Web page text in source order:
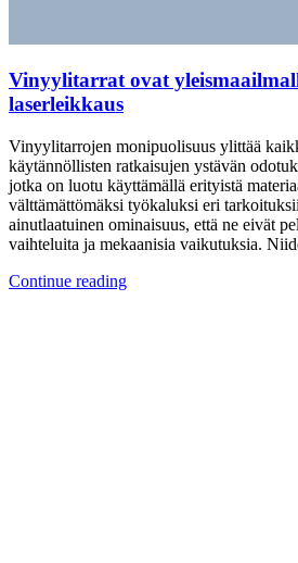
Vinyylitarrat ovat
laserleikkaus
Vinyylitarrojen monipuolisuus ylittää
käytännöllisten ratkaisujen ystävän
jotka on luotu käyttämällä erityistä
välttämättömäksi työkaluksi eri
ainutlaatuinen ominaisuus, että ne eivät
vaihteluita ja mekaanisia vaikutuksia.
Continue reading